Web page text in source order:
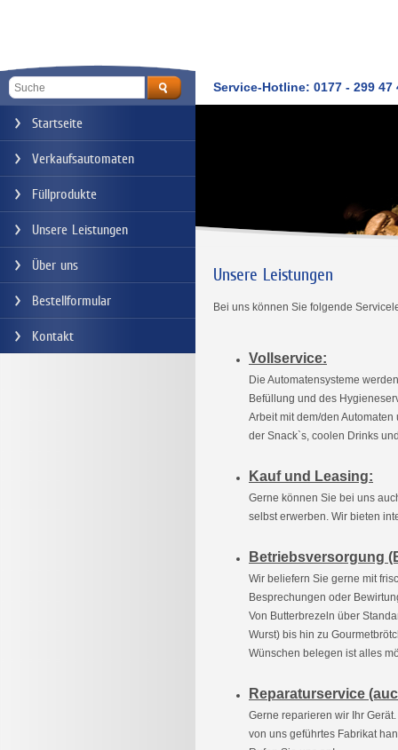
Service-Hotline: 0177 - 299 47
Startseite
Verkaufsautomaten
Füllprodukte
Unsere Leistungen
Über uns
Bestellformular
Kontakt
Unsere Leistungen
Bei uns können Sie folgende
Vollservice:
Die Automatensysteme
Befüllung und des
Arbeit mit dem/den
der Snack`s, coolen Drinks
Kauf und Leasing:
Gerne können Sie bei uns
selbst erwerben. Wir bieten
Betriebsversorgung
Wir beliefern Sie gerne mit
Besprechungen oder
Von Butterbrezeln über
Wurst) bis hin zu
Wünschen belegen ist alles
Reparaturservice
Gerne reparieren wir Ihr
von uns geführtes Fabrikat